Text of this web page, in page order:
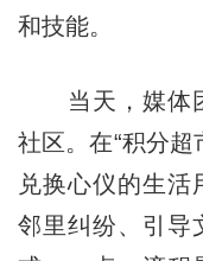
和技能。
当天，媒体团
社区。在“积分
兑换心仪的生活
邻里纠纷、引导